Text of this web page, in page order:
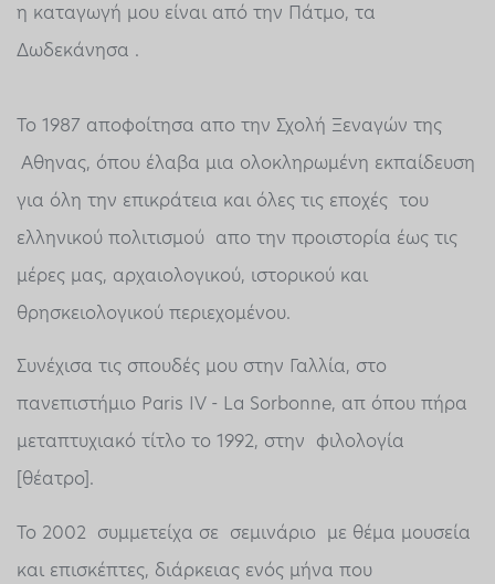
η καταγωγή μου είναι από την Πάτμο, τα
Δωδεκάνησα .
Το 1987 αποφοίτησα απο την Σχολή Ξεναγών της
Αθηνας, όπου έλαβα μια ολοκληρωμένη εκπαίδευση
για όλη την επικράτεια και όλες τις εποχές του
ελληνικού πολιτισμού απο την προιστορία έως τις
μέρες μας, αρχαιολογικού, ιστορικού και
θρησκειολογικού περιεχομένου.
Συνέχισα τις σπουδές μου στην Γαλλία, στο
πανεπιστήμιο Paris IV - La Sorbonne, απ όπου πήρα
μεταπτυχιακό τίτλο το 1992, στην φιλολογία
[θέατρο].
Το 2002 συμμετείχα σε σεμινάριο με θέμα μουσεία
και επισκέπτες, διάρκειας ενός μήνα που